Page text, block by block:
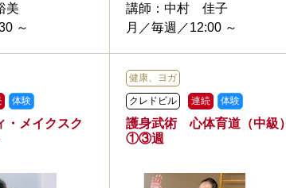
美
～
講師： 中村 佳子
月／毎週／12:00 ～
体験
・メイクスク
健康、ヨガ
クレドビル 連続 体験
護身武術 心体育道（中級）
①③週